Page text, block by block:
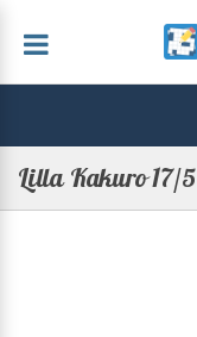
Lilla Kakuro 17/5